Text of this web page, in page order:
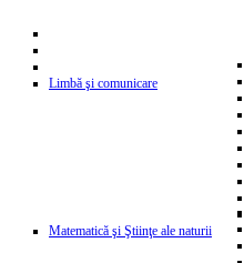
Limbă şi comunicare
Matematică şi Ştiinţe ale naturii